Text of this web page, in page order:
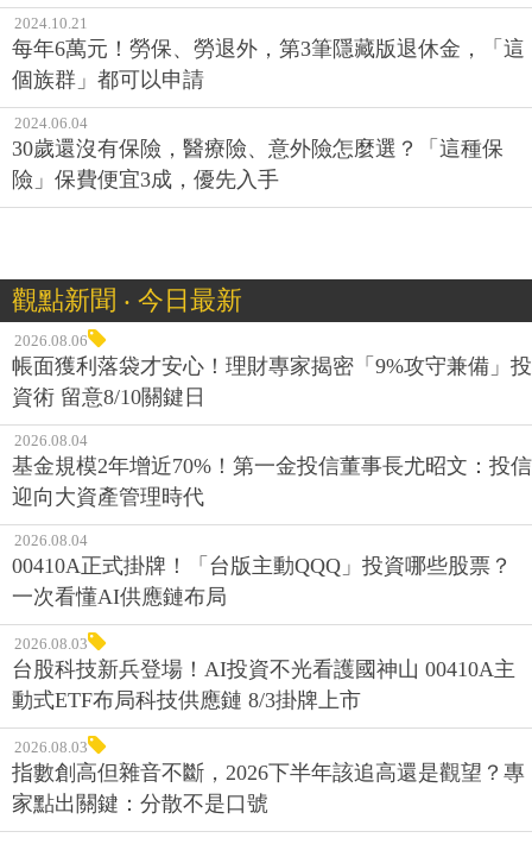
2024.10.21
每年6萬元！勞保、勞退外，第3筆隱藏版退休金，「這
個族群」都可以申請
2024.06.04
30歲還沒有保險，醫療險、意外險怎麼選？「這種保
險」保費便宜3成，優先入手
觀點新聞 ‧ 今日最新
2026.08.06
帳面獲利落袋才安心！理財專家揭密「9%攻守兼備」投
資術 留意8/10關鍵日
2026.08.04
基金規模2年增近70%！第一金投信董事長尤昭文：投信
迎向大資產管理時代
2026.08.04
00410A正式掛牌！「台版主動QQQ」投資哪些股票？
一次看懂AI供應鏈布局
2026.08.03
台股科技新兵登場！AI投資不光看護國神山 00410A主
動式ETF布局科技供應鏈 8/3掛牌上市
2026.08.03
指數創高但雜音不斷，2026下半年該追高還是觀望？專
家點出關鍵：分散不是口號